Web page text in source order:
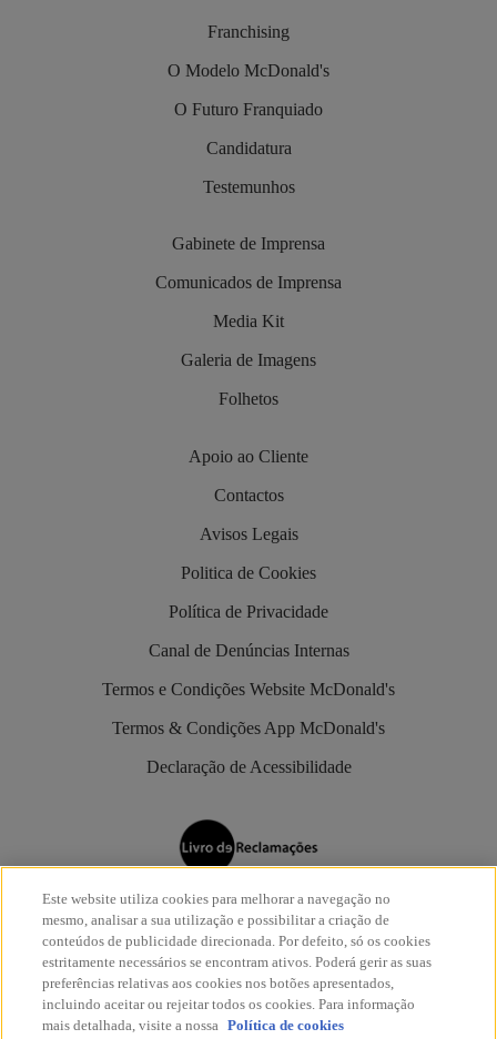
Franchising
O Modelo McDonald's
O Futuro Franquiado
Candidatura
Testemunhos
Gabinete de Imprensa
Comunicados de Imprensa
Media Kit
Galeria de Imagens
Folhetos
Apoio ao Cliente
Contactos
Avisos Legais
Politica de Cookies
Política de Privacidade
Canal de Denúncias Internas
Termos e Condições Website McDonald's
Termos & Condições App McDonald's
Declaração de Acessibilidade
Os restaurantes McDonald’s são aderentes doLivro de
Reclamações Eletrónico.
Este website utiliza cookies para melhorar a navegação no
mesmo, analisar a sua utilização e possibilitar a criação de
conteúdos de publicidade direcionada. Por defeito, só os cookies
estritamente necessários se encontram ativos. Poderá gerir as suas
preferências relativas aos cookies nos botões apresentados,
incluindo aceitar ou rejeitar todos os cookies. Para informação
mais detalhada, visite a nossa Política de cookies